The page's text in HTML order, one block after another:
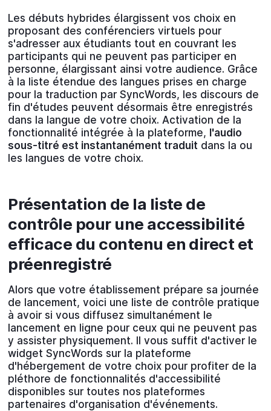
Les débuts hybrides élargissent vos choix en
proposant des conférenciers virtuels pour
s'adresser aux étudiants tout en couvrant les
participants qui ne peuvent pas participer en
personne, élargissant ainsi votre audience. Grâce
à la liste étendue des langues prises en charge
pour la traduction par SyncWords, les discours de
fin d'études peuvent désormais être enregistrés
dans la langue de votre choix. Activation de la
fonctionnalité intégrée à la plateforme, l'audio
sous-titré est instantanément traduit dans la ou
les langues de votre choix.
Présentation de la liste de
contrôle pour une accessibilité
efficace du contenu en direct et
préenregistré
Alors que votre établissement prépare sa journée
de lancement, voici une liste de contrôle pratique
à avoir si vous diffusez simultanément le
lancement en ligne pour ceux qui ne peuvent pas
y assister physiquement. Il vous suffit d'activer le
widget SyncWords sur la plateforme
d'hébergement de votre choix pour profiter de la
pléthore de fonctionnalités d'accessibilité
disponibles sur toutes nos plateformes
partenaires d'organisation d'événements.